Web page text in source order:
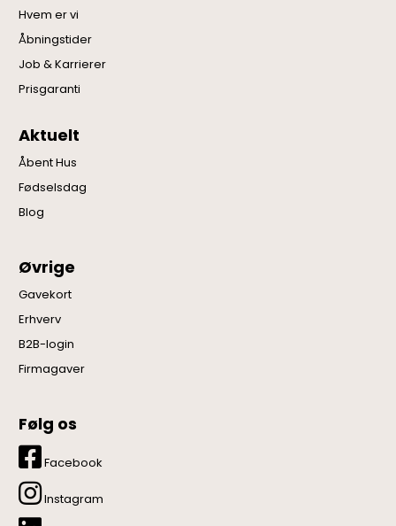
Hvem er vi
Åbningstider
Job & Karrierer
Prisgaranti
Aktuelt
Åbent Hus
Fødselsdag
Blog
Øvrige
Gavekort
Erhverv
B2B-login
Firmagaver
Følg os
Facebook
Instagram